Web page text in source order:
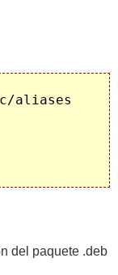
aliases
del paquete .deb